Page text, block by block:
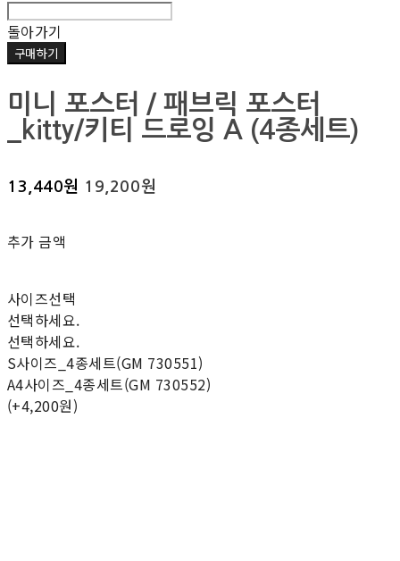
돌아가기
구매하기
미니 포스터 / 패브릭 포스터
_kitty/키티 드로잉 A (4종세트)
13,440원 19,200원
추가 금액
사이즈선택
선택하세요.
선택하세요.
S사이즈_4종세트(GM 730551)
A4사이즈_4종세트(GM 730552)
(+4,200원)